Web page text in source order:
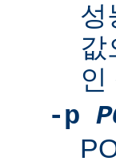
성
값
인
-p